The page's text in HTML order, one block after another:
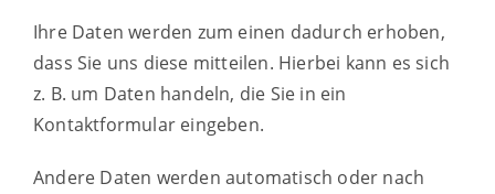
Ihre Daten werden zum einen dadurch erhoben,
dass Sie uns diese mitteilen. Hierbei kann es sich
z. B. um Daten handeln, die Sie in ein
Kontaktformular eingeben.
Andere Daten werden automatisch oder nach